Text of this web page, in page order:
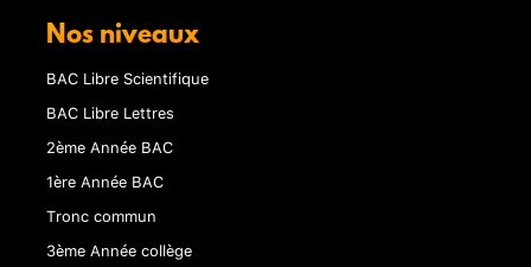
Nos niveaux
BAC Libre Scientifique
BAC Libre Lettres
2ème Année BAC
1ère Année BAC
Tronc commun
3ème Année collège